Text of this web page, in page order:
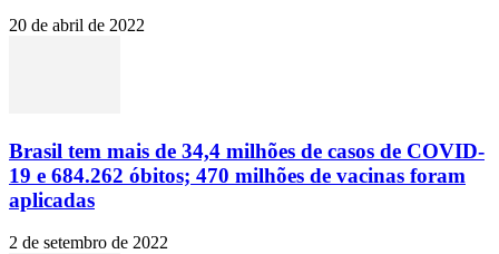
20 de abril de 2022
Brasil tem mais de 34,4 milhões de casos de COVID-
19 e 684.262 óbitos; 470 milhões de vacinas foram
aplicadas
2 de setembro de 2022